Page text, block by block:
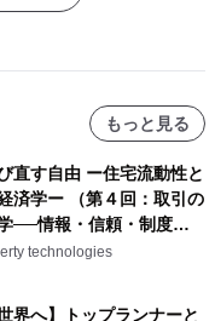
もっと見る
直す自由 ー住宅流動性と
済学ー （第４回：取引の
──情報・信頼・制度を
う組み替えるか）｜
technologies
界へ】トップランナーと